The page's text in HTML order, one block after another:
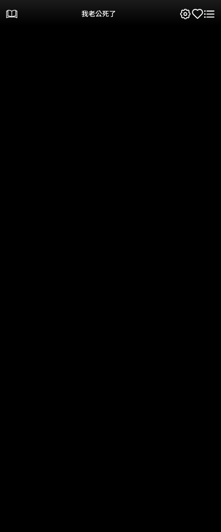
我老公死了